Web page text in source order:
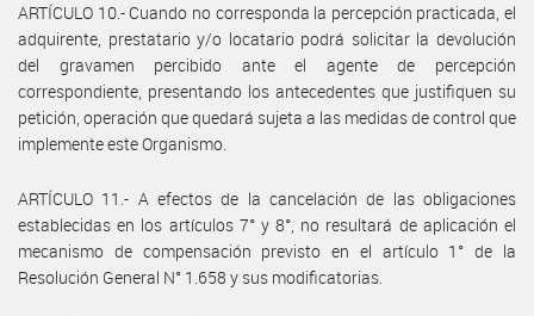
ARTÍCULO 10.- Cuando no corresponda la percepción practicada, el
adquirente, prestatario y/o locatario podrá solicitar la devolución
del gravamen percibido ante el agente de percepción
correspondiente, presentando los antecedentes que justifiquen su
petición, operación que quedará sujeta a las medidas de control que
implemente este Organismo.
ARTÍCULO 11.- A efectos de la cancelación de las obligaciones
establecidas en los artículos 7° y 8°, no resultará de aplicación el
mecanismo de compensación previsto en el artículo 1° de la
Resolución General N° 1.658 y sus modificatorias.